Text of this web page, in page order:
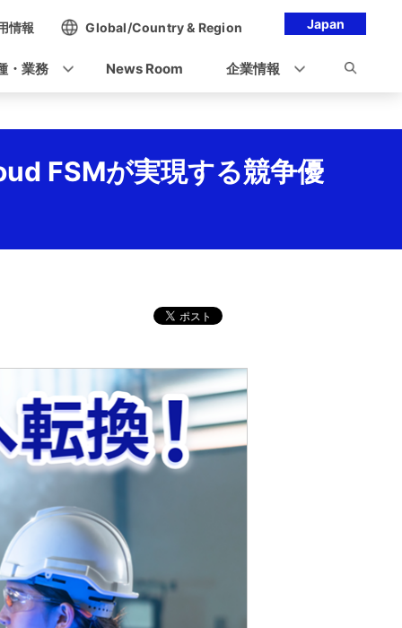
Japan
情報 Global/Country & Region
・業務 News Room 企業情報
FSMが実現する競争優